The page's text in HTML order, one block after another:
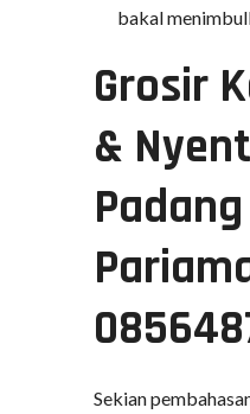
bakal
Grosir
&
Padang
Sekian